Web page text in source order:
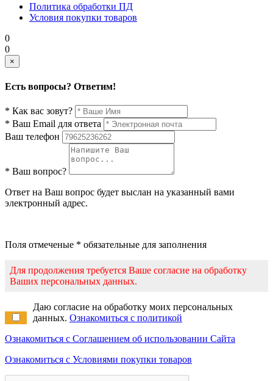
Политика обработки ПД
Условия покупки товаров
0
0
×
Есть вопросы? Ответим!
* Как вас зовут?
* Ваш Email для ответа
Ваш телефон
* Ваш вопрос?
Ответ на Ваш вопрос будет выслан на указанный вами
электронный адрес.
Поля отмеченые * обязательные для заполнения
Для продолжения требуется Ваше согласие на обработку
Ваших персональных данных.
Даю согласие на обработку моих персональных
данных. Ознакомиться с политикой
Ознакомиться с Соглашением об использовании Сайта
Ознакомиться с Условиями покупки товаров